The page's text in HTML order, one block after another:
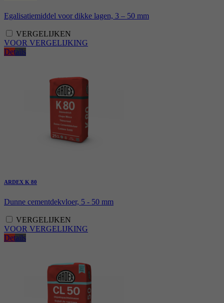
Egalisatiemiddel voor dikke lagen, 3 – 50 mm
VERGELIJKEN
VOOR VERGELIJKING
Details
ARDEX K 80
Dunne cementdekvloer, 5 - 50 mm
VERGELIJKEN
VOOR VERGELIJKING
Details